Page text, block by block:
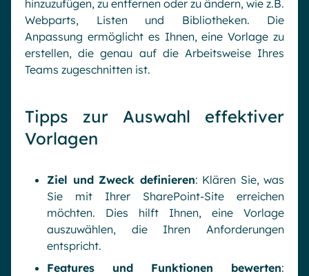
hinzuzufügen, zu entfernen oder zu ändern, wie z.B.
Webparts, Listen und Bibliotheken. Die
Anpassung ermöglicht es Ihnen, eine Vorlage zu
erstellen, die genau auf die Arbeitsweise Ihres
Teams zugeschnitten ist.
Tipps zur Auswahl effektiver
Vorlagen
Ziel und Zweck definieren: Klären Sie, was
Sie mit Ihrer SharePoint-Site erreichen
möchten. Dies hilft Ihnen, eine Vorlage
auszuwählen, die Ihren Anforderungen
entspricht.
Features und Funktionen bewerten: